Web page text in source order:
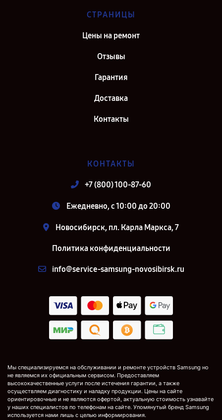
СТРАНИЦЫ
Цены на ремонт
Отзывы
Гарантия
Доставка
Контакты
КОНТАКТЫ
+7 (800) 100-87-60
Ежедневно, с 10:00 до 20:00
Новосибирск, пл. Карла Маркса, 7
Политика конфиденциальности
info@service-samsung-novosibirsk.ru
Мы специализируемся на обслуживании и ремонте устройств Samsung но
не являемся их официальным сервисом. Предоставляем
высококачественные услуги после истечения гарантии, а также
осуществляем диагностику и наладку продукции. Цены на сайте
ориентировочные и не являются офертой, актуальную стоимость узнавайте
у наших специалистов по телефонам на сайте. Упомянутый бренд Samsung
используется нами лишь с целью информирования.